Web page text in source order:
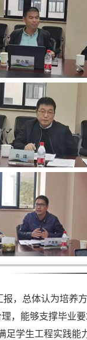
报，总体认为培养
，能够支撑毕业
学生工程实践